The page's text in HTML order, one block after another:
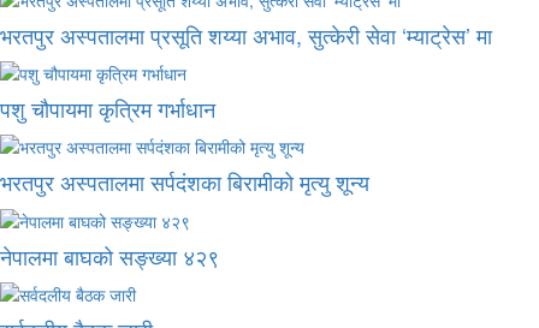
भरतपुर अस्पतालमा प्रसूति शय्या अभाव, सुत्केरी सेवा ‘म्याट्रेस’ मा
पशु चौपायमा कृत्रिम गर्भाधान
भरतपुर अस्पतालमा सर्पदंशका बिरामीको मृत्यु शून्य
नेपालमा बाघको सङ्ख्या ४२९